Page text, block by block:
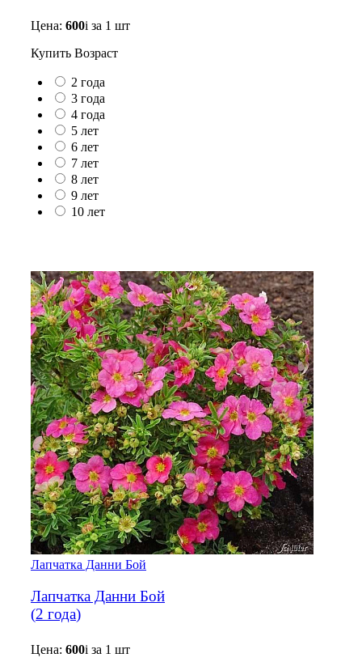
Цена: 600i за 1 шт
Купить Возраст
2 года
3 года
4 года
5 лет
6 лет
7 лет
8 лет
9 лет
10 лет
Лапчатка Данни Бой
Лапчатка Данни Бой
(2 года)
Цена: 600i за 1 шт